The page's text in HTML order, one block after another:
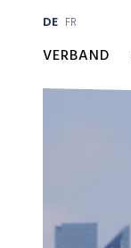
DE FR
VERBAND